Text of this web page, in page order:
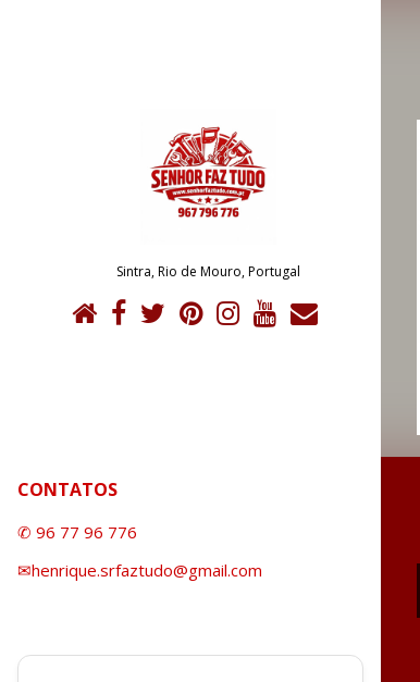
Sintra, Rio de Mouro, Portugal
CONTATOS
✆ 96 77 96 776
✉henrique.srfaztudo@gmail.com